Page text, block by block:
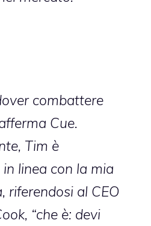
combattere
Cue.
Tim è
linea con la mia
riferendosi al CEO
“che è: devi